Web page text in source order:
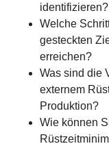
identifizieren?
Welche
gesteckten
erreichen?
Was sind die
externem
Produktion?
Wie können